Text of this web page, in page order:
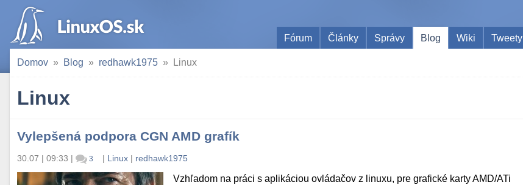
Fórum
Články Správy Blog Wiki Tweety
Domov Blog redhawk1975 Linux
Linux
Vylepšená podpora CGN AMD grafík
30.07 | 09:33 | 3 | Linux| redhawk1975
Vzhľadom na práci s aplikáciou ovládačov z linuxu, pre grafické karty AMD/ATi